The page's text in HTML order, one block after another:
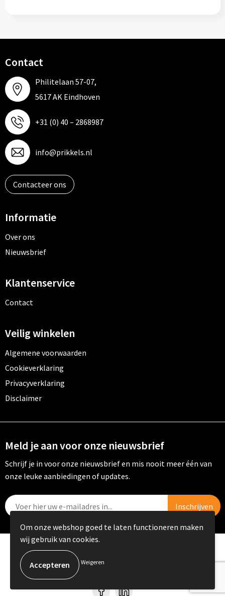
Contact
Philitelaan 57-07,
5617 AK Eindhoven
+31 (0) 40 – 2868987
info@prikkels.nl
Contacteer ons
Informatie
Over ons
Nieuwsbrief
Klantenservice
Contact
Veilig winkelen
Algemene voorwaarden
Cookieverklaring
Privacyverklaring
Disclaimer
Meld je aan voor onze nieuwsbrief
Schrijf je in voor onze nieuwsbrief en mis nooit meer één van
onze leuke aanbiedingen of updates.
© Copyright PRIKKELS B.V. 2023
Om onze webshop goed te laten functioneren maken
wij gebruik van cookies.
Weigeren